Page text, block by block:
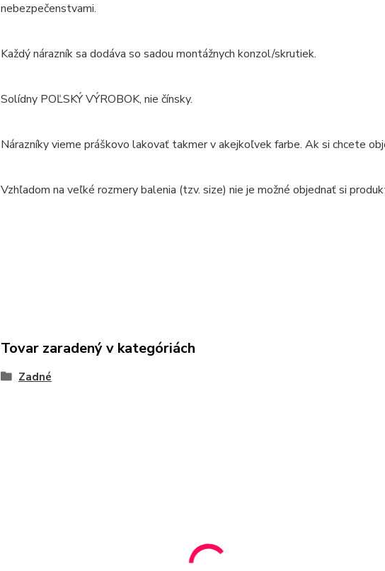
nebezpečenstvami.
Každý nárazník sa dodáva so sadou montážnych konzol/skrutiek.
Solídny POĽSKÝ VÝROBOK, nie čínsky.
Nárazníky vieme práškovo lakovať takmer v akejkoľvek farbe. Ak si chcete
Vzhľadom na veľké rozmery balenia (tzv. size) nie je možné objednať si
Tovar zaradený v kategóriách
Zadné